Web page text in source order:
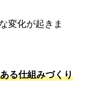
変化が起きま
る仕組みづくり